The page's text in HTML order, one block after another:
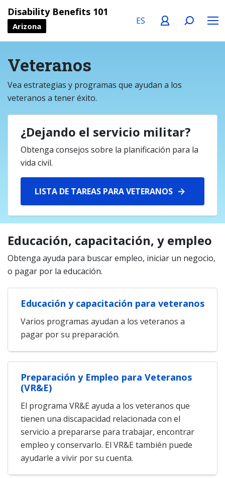
Disability Benefits 101
Arizona
Veteranos
Vea estrategias y programas que ayudan a los
veteranos a tener éxito.
¿Dejando el servicio militar?
Obtenga consejos sobre la planificación para la
vida civil.
LISTA DE TAREAS PARA VETERANOS
Educación, capacitación, y empleo
Obtenga ayuda para buscar empleo, iniciar un negocio,
o pagar por la educación.
Educación y capacitación para veteranos
Varios programas ayudan a los veteranos a
pagar por su preparación.
Preparación y Empleo para Veteranos
(VR&E)
El programa VR&E ayuda a los veteranos que
tienen una discapacidad relacionada con el
servicio a prepararse para trabajar, encontrar
empleo y conservarlo. El VR&E también puede
ayudarle a vivir por su cuenta.